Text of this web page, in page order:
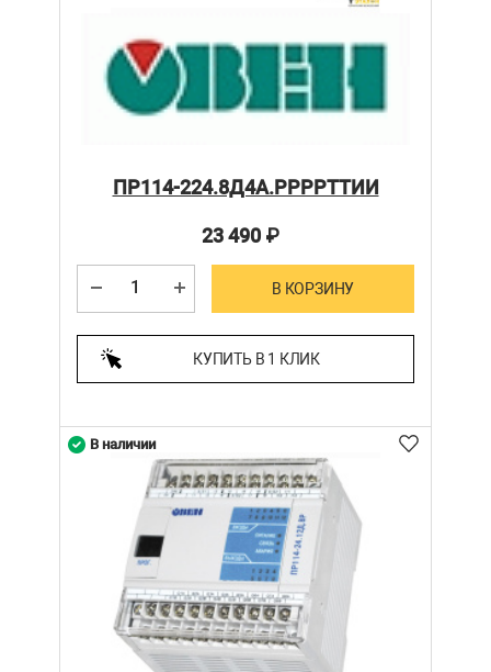
ПР114-224.8Д4А.РРРРТТИИ
23 490₽
В КОРЗИНУ
КУПИТЬ В 1 КЛИК
В наличии